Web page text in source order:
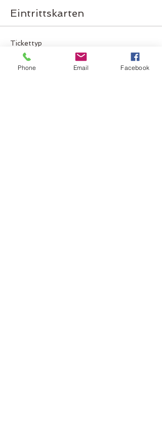
Eintrittskarten
Tickettyp
Heilen und Spirit
Phone Email Facebook